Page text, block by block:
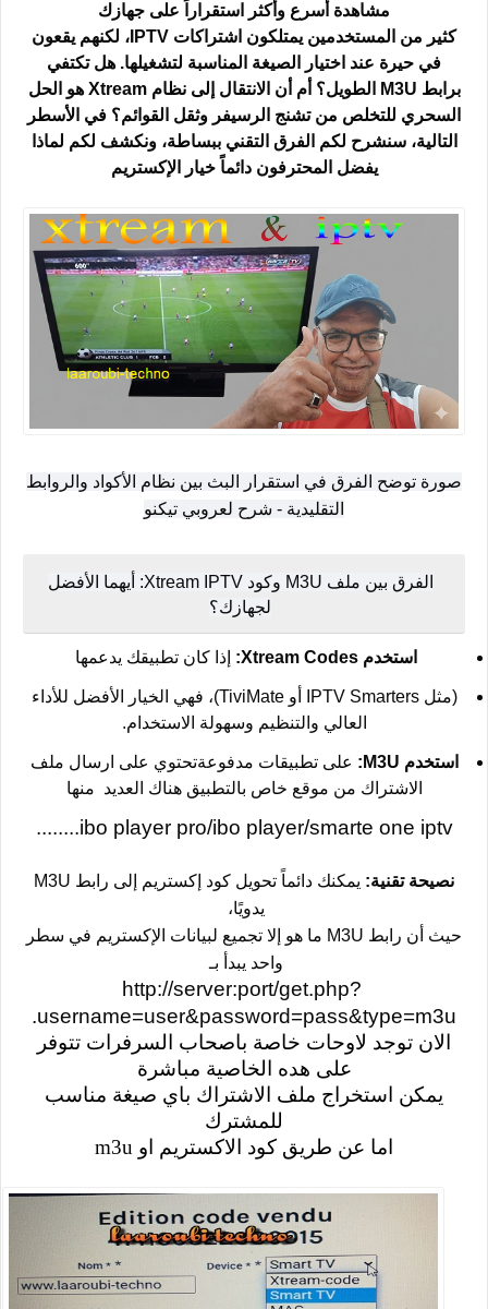
مشاهدة أسرع وأكثر استقراراً على جهازك
كثير من المستخدمين يمتلكون اشتراكات IPTV، لكنهم يقعون
في حيرة عند اختيار الصيغة المناسبة لتشغيلها. هل تكتفي
برابط M3U الطويل؟ أم أن الانتقال إلى نظامXtream هو الحل
السحري للتخلص من تشنج الرسيفر وثقل القوائم؟ في الأسطر
التالية، سنشرح لكم الفرق التقني ببساطة، ونكشف لكم لماذا
يفضل المحترفون دائماً خيار الإكستريم
صورة توضح الفرق في استقرار البث بين نظام الأكواد والروابط
التقليدية - شرح لعروبي تيكنو
الفرق بين ملف M3U وكود Xtream IPTV: أيهما الأفضل
لجهازك؟
استخدم Xtream Codes: إذا كان تطبيقك يدعمها
(مثل IPTV Smarters أو TiviMate)، فهي الخيار الأفضل للأداء
العالي والتنظيم وسهولة الاستخدام.
استخدم M3U:
على تطبيقات مدفوعةتحتوي على ارسال ملف
الاشتراك من موقع خاص بالتطبيق هناك العديد منها
ibo player pro/ibo player/smarte one iptv........
نصيحة تقنية:
يمكنك دائماً تحويل كود إكستريم إلى رابط M3U
يدويًا،
حيث أن رابط M3U ما هو إلا تجميع لبيانات الإكستريم في سطر
واحد يبدأ بـ
http://server:port/get.php?
username=user&password=pass&type=m3u.
الان توجد لاوحات خاصة باصحاب السرفرات تتوفر
على هده الخاصية مباشرة
يمكن استخراج ملف الاشتراك باي صيغة مناسب
للمشترك
اما عن طريق كود الاكستريم او m3u